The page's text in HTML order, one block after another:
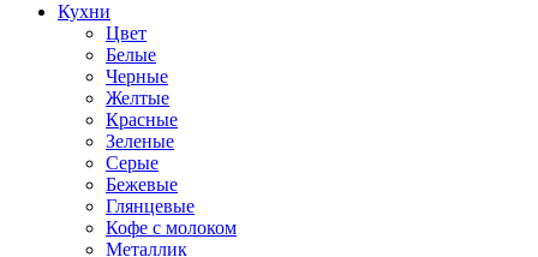
Кухни
Цвет
Белые
Черные
Желтые
Красные
Зеленые
Серые
Бежевые
Глянцевые
Кофе с молоком
Металлик